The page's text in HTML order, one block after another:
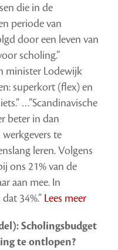
die in de
periode van
door een leven van
scholing.”
minister Lodewijk
superkort (flex) en
…”Scandinavische
beter in dan
te
leren. Volgens
ons 21% van de
aan mee. In
34%.” Lees meer
Scholingsbudget
te ontlopen?